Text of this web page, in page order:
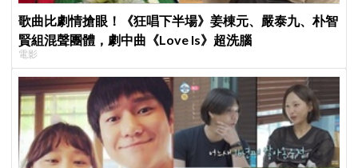
歌曲比劇情搶眼！《狂唱下半場》姜棟元、嚴泰九、朴智
賢組混聲團體，劇中曲《Love Is》超洗腦
電影